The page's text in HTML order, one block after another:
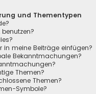
und Thementypen
benutzen?
in meine Beiträge einfügen?
Bekanntmachungen?
Themen?
Themen?
Symbole?